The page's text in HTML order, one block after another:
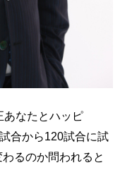
あなたとハッピ
合から120試合に試
るのか問われると